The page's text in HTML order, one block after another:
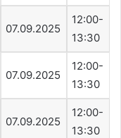
07.09.2025
12:00-
13:30
07.09.2025
12:00-
13:30
07.09.2025
12:00-
13:30